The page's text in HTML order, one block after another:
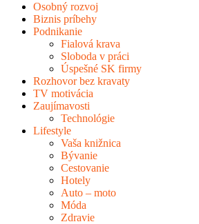
Osobný rozvoj
Biznis príbehy
Podnikanie
Fialová krava
Sloboda v práci
Úspešné SK firmy
Rozhovor bez kravaty
TV motivácia
Zaujímavosti
Technológie
Lifestyle
Vaša knižnica
Bývanie
Cestovanie
Hotely
Auto – moto
Móda
Zdravie